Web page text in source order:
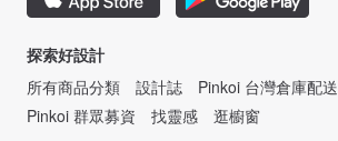
探索好設計
所有商品分類
設計誌 Pinkoi 台灣倉庫配送
Pinkoi 群眾募資
找靈感 逛櫥窗